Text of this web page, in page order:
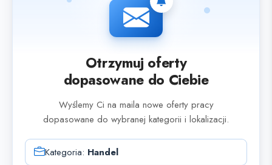
Otrzymuj oferty
dopasowane do Ciebie
Wyślemy Ci na maila nowe oferty pracy
dopasowane do wybranej kategorii i lokalizacji.
Kategoria: Handel